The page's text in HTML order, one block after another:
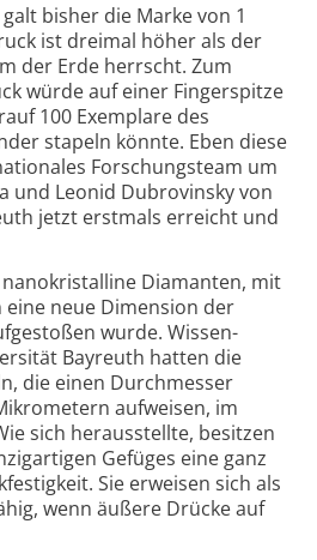
bisher die Marke von 1
ist dreimal höher als der
der Erde herrscht. Zum
würde auf einer Finger­spitze
100 Exemplare des
stapeln könnte. Eben diese
Forschungs­team um
und Leonid Dubro­vinsky von
jetzt erstmals erreicht und
Diamanten, mit
neue Dimension der
wurde. Wissen­
Bayreuth hatten die
die einen Durchmesser
aufweisen, im
sich herausstellte, besitzen
Gefüges eine ganz
Sie erweisen sich als
wenn äußere Drücke auf